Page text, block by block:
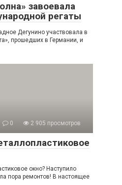
завоевала
регаты
Дегунино участвовала в
прошедших в Германии, и
0
2 905 просмотров
окно? Наступило
пора ремонтов! В настоящее